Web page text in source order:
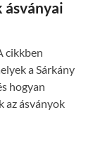
ásványai
cikkben
a Sárkány
hogyan
az ásványok